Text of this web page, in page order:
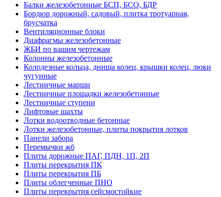
Балки железобетонные БСП, БСО, БДР
Бордюр дорожный, садовый, плитка тротуарная,
брусчатка
Вентиляционные блоки
Диафрагмы железобетонные
ЖБИ по вашим чертежам
Колонны железобетонные
Колодезные кольца, днища колец, крышки колец, люки
чугунные
Лестничные марши
Лестничные площадки железобетонные
Лестничные ступени
Лифтовые шахты
Лотки водоотводные бетонные
Лотки железобетонные, плиты покрытия лотков
Панели забора
Перемычки жб
Плиты дорожные ПАГ, ПДН, 1П, 2П
Плиты перекрытия ПК
Плиты перекрытия ПБ
Плиты облегченные ПНО
Плиты перекрытия сейсмостойкие